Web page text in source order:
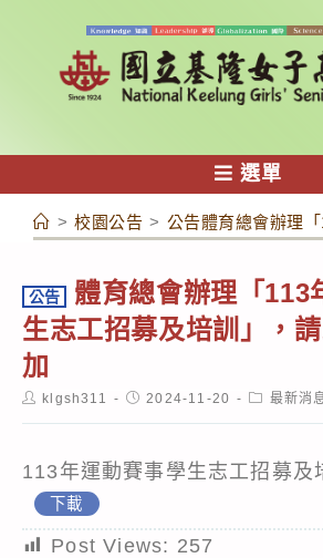
容
選單
> 校園公告 > 公告體育總會辦理
公告
體育總會辦理「113
生志工招募及培訓」，
加
Postklgsh311
Post2024-11-20
Post最新消
113年運動賽事學生志工招募及
下載
Post Views: 257